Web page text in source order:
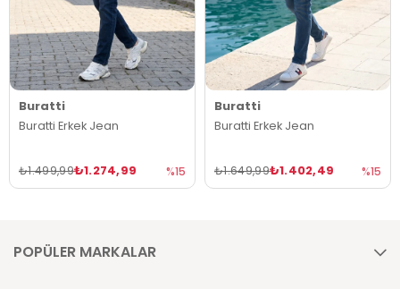
Buratti
Buratti Erkek Jean
₺1.274,99
₺1.499,99 %15
Buratti
Buratti Erkek Jean
₺1.402,49
₺1.649,99 %15
POPÜLER MARKALAR